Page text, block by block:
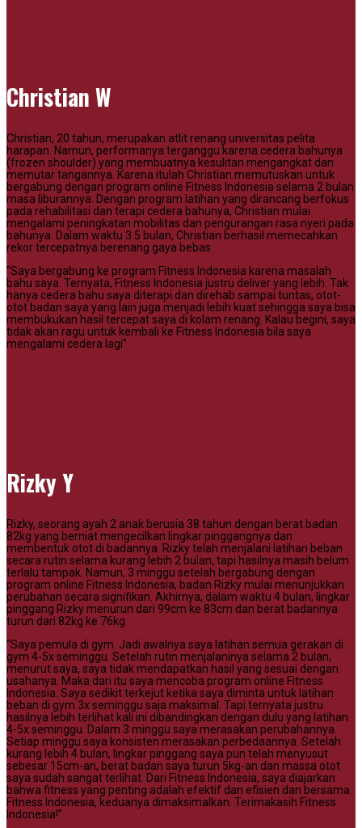
Christian W
Christian, 20 tahun, merupakan atlit renang universitas pelita
harapan. Namun, performanya terganggu karena cedera bahunya
(frozen shoulder) yang membuatnya kesulitan mengangkat dan
memutar tangannya. Karena itulah Christian memutuskan untuk
bergabung dengan program online Fitness Indonesia selama 2 bulan
masa liburannya. Dengan program latihan yang dirancang berfokus
pada rehabilitasi dan terapi cedera bahunya, Christian mulai
mengalami peningkatan mobilitas dan pengurangan rasa nyeri pada
bahunya. Dalam waktu 3.5 bulan, Christian berhasil memecahkan
rekor tercepatnya berenang gaya bebas
“Saya bergabung ke program Fitness Indonesia karena masalah
bahu saya. Ternyata, Fitness Indonesia justru deliver yang lebih. Tak
hanya cedera bahu saya diterapi dan direhab sampai tuntas, otot-
otot badan saya yang lain juga menjadi lebih kuat sehingga saya bisa
membukukan hasil tercepat saya di kolam renang. Kalau begini, saya
tidak akan ragu untuk kembali ke Fitness Indonesia bila saya
mengalami cedera lagi”
Rizky Y
Rizky, seorang ayah 2 anak berusia 38 tahun dengan berat badan
82kg yang berniat mengecilkan lingkar pinggangnya dan
membentuk otot di badannya. Rizky telah menjalani latihan beban
secara rutin selama kurang lebih 2 bulan, tapi hasilnya masih belum
terlalu tampak. Namun, 3 minggu setelah bergabung dengan
program online Fitness Indonesia, badan Rizky mulai menunjukkan
perubahan secara signifikan. Akhirnya, dalam waktu 4 bulan, lingkar
pinggang Rizky menurun dari 99cm ke 83cm dan berat badannya
turun dari 82kg ke 76kg
“Saya pemula di gym. Jadi awalnya saya latihan semua gerakan di
gym 4-5x seminggu. Setelah rutin menjalaninya selama 2 bulan,
menurut saya, saya tidak mendapatkan hasil yang sesuai dengan
usahanya. Maka dari itu saya mencoba program online Fitness
Indonesia. Saya sedikit terkejut ketika saya diminta untuk latihan
beban di gym 3x seminggu saja maksimal. Tapi ternyata justru
hasilnya lebih terlihat kali ini dibandingkan dengan dulu yang latihan
4-5x seminggu. Dalam 3 minggu saya merasakan perubahannya.
Setiap minggu saya konsisten merasakan perbedaannya. Setelah
kurang lebih 4 bulan, lingkar pinggang saya pun telah menyusut
sebesar 15cm-an, berat badan saya turun 5kg-an dan massa otot
saya sudah sangat terlihat. Dari Fitness Indonesia, saya diajarkan
bahwa fitness yang penting adalah efektif dan efisien dan bersama
Fitness Indonesia, keduanya dimaksimalkan. Terimakasih Fitness
Indonesia!”